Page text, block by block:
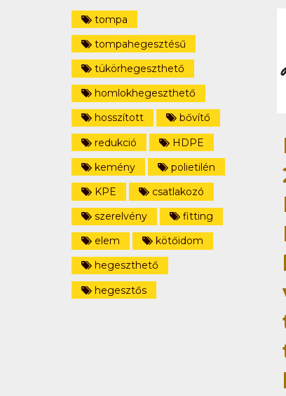
tompa
tompahegesztésű
tükörhegeszthető
homlokhegeszthető
hosszított
bővítő
redukció
HDPE
kemény
polietilén
KPE
csatlakozó
szerelvény
fitting
elem
kötőidom
hegeszthető
hegesztős